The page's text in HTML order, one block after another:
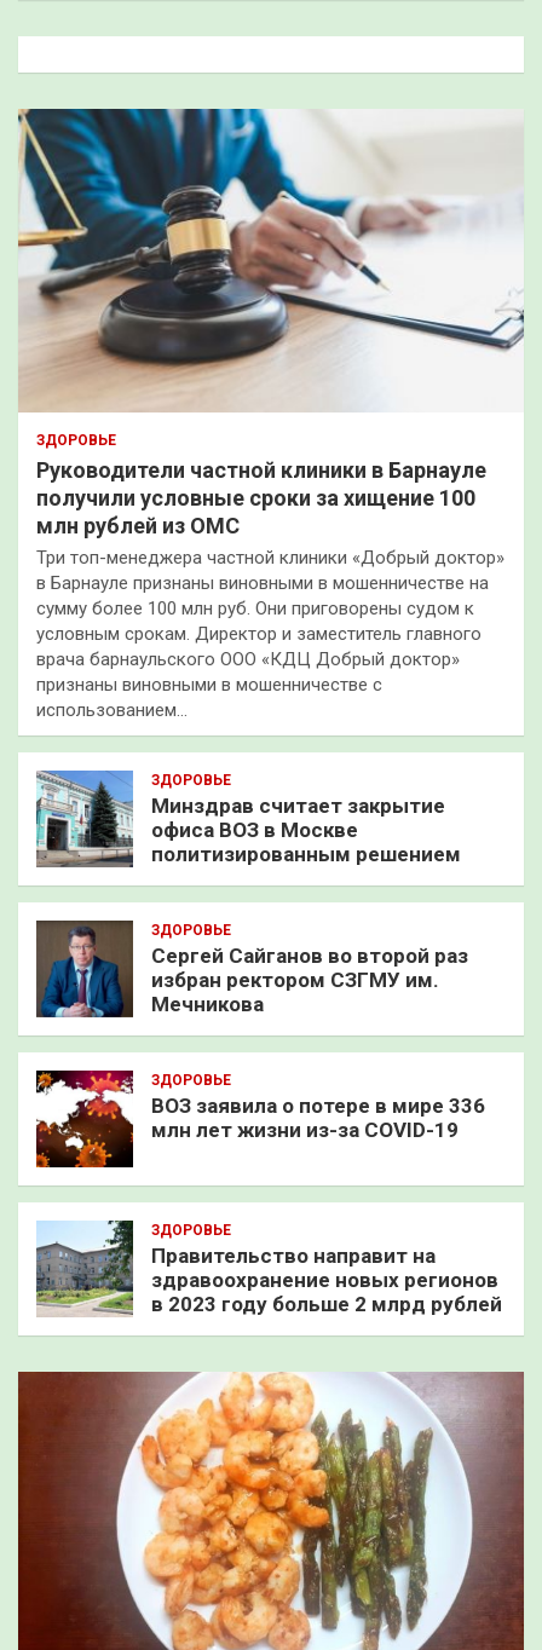
к
ЗДОРОВЬЕ
Руководители частной клиники в Барнауле
получили условные сроки за хищение 100
млн рублей из ОМС
Три топ-менеджера частной клиники «Добрый доктор»
в Барнауле признаны виновными в мошенничестве на
сумму более 100 млн руб. Они приговорены судом к
условным срокам. Директор и заместитель главного
врача барнаульского ООО «КДЦ Добрый доктор»
признаны виновными в мошенничестве с
использованием…
ЗДОРОВЬЕ
Минздрав считает закрытие
офиса ВОЗ в Москве
политизированным решением
ЗДОРОВЬЕ
Сергей Сайганов во второй раз
избран ректором СЗГМУ им.
Мечникова
ЗДОРОВЬЕ
ВОЗ заявила о потере в мире 336
млн лет жизни из-за COVID-19
ЗДОРОВЬЕ
Правительство направит на
здравоохранение новых регионов
в 2023 году больше 2 млрд рублей